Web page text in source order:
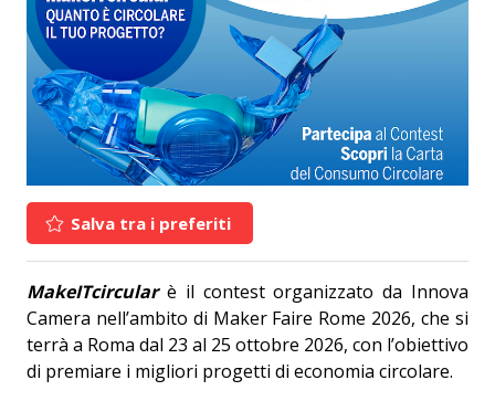
Salva tra i preferiti
MakeITcircular è il contest organizzato da Innova
Camera nell’ambito di Maker Faire Rome 2026, che si
terrà a Roma dal 23 al 25 ottobre 2026, con l’obiettivo
di premiare i migliori progetti di economia circolare.